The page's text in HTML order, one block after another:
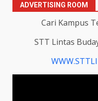
ADVERTISING ROOM
Cari Kampus
STT Lintas